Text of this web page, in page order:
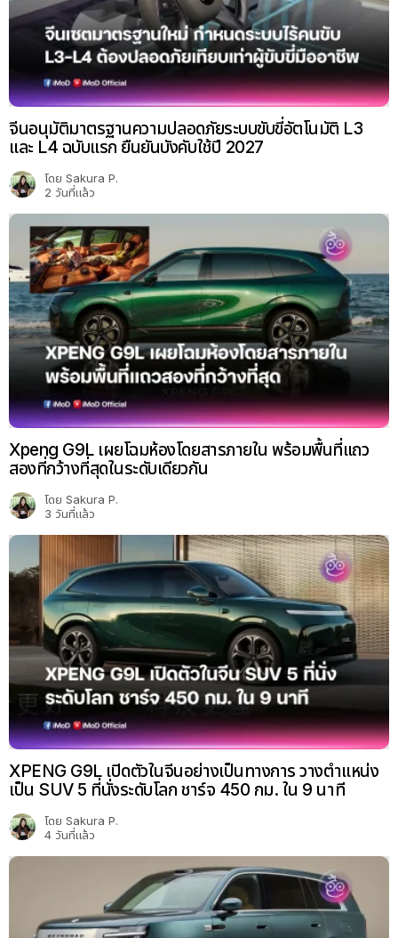
จีนอนุมัติมาตรฐานความปลอดภัยระบบขับขี่อัตโนมัติ L3
และ L4 ฉบับแรก ยืนยันบังคับใช้ปี 2027
โดย Sakura P.
2 วันที่แล้ว
Xpeng G9L เผยโฉมห้องโดยสารภายใน พร้อมพื้นที่แถว
สองที่กว้างที่สุดในระดับเดียวกัน
โดย Sakura P.
3 วันที่แล้ว
XPENG G9L เปิดตัวในจีนอย่างเป็นทางการ วางตำแหน่ง
เป็น SUV 5 ที่นั่งระดับโลก ชาร์จ 450 กม. ใน 9 นาที
โดย Sakura P.
4 วันที่แล้ว